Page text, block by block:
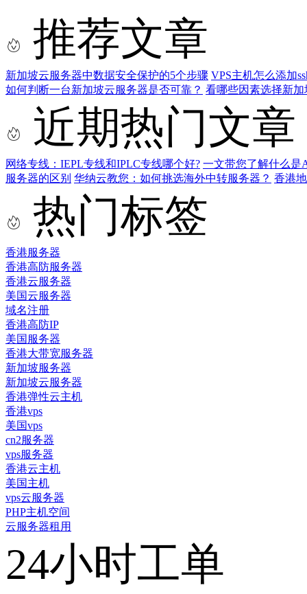
推荐文章
新加坡云服务器中数据安全保护的5个步骤 VPS主机怎么添加
如何判断一台新加坡云服务器是否可靠？ 看哪些因素选择新
近期热门文章
网络专线：IEPL专线和IPLC专线哪个好? 一文带您了解什么是
服务器的区别 华纳云教您：如何挑选海外中转服务器？ 香港
热门标签
香港服务器
香港高防服务器
香港云服务器
美国云服务器
域名注册
香港高防IP
美国服务器
香港大带宽服务器
新加坡服务器
新加坡云服务器
香港弹性云主机
香港vps
美国vps
cn2服务器
vps服务器
香港云主机
美国主机
vps云服务器
PHP主机空间
云服务器租用
24小时工单